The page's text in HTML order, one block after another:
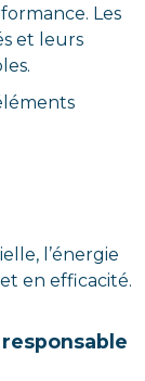
Les
et leurs
l’énergie
en efficacité.
responsable